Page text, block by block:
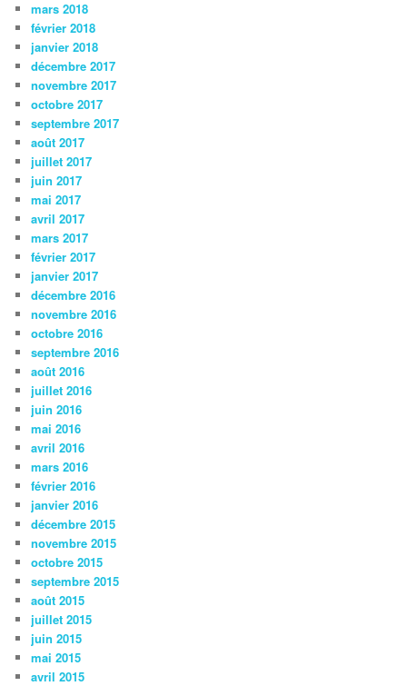
mars 2018
février 2018
janvier 2018
décembre 2017
novembre 2017
octobre 2017
septembre 2017
août 2017
juillet 2017
juin 2017
mai 2017
avril 2017
mars 2017
février 2017
janvier 2017
décembre 2016
novembre 2016
octobre 2016
septembre 2016
août 2016
juillet 2016
juin 2016
mai 2016
avril 2016
mars 2016
février 2016
janvier 2016
décembre 2015
novembre 2015
octobre 2015
septembre 2015
août 2015
juillet 2015
juin 2015
mai 2015
avril 2015